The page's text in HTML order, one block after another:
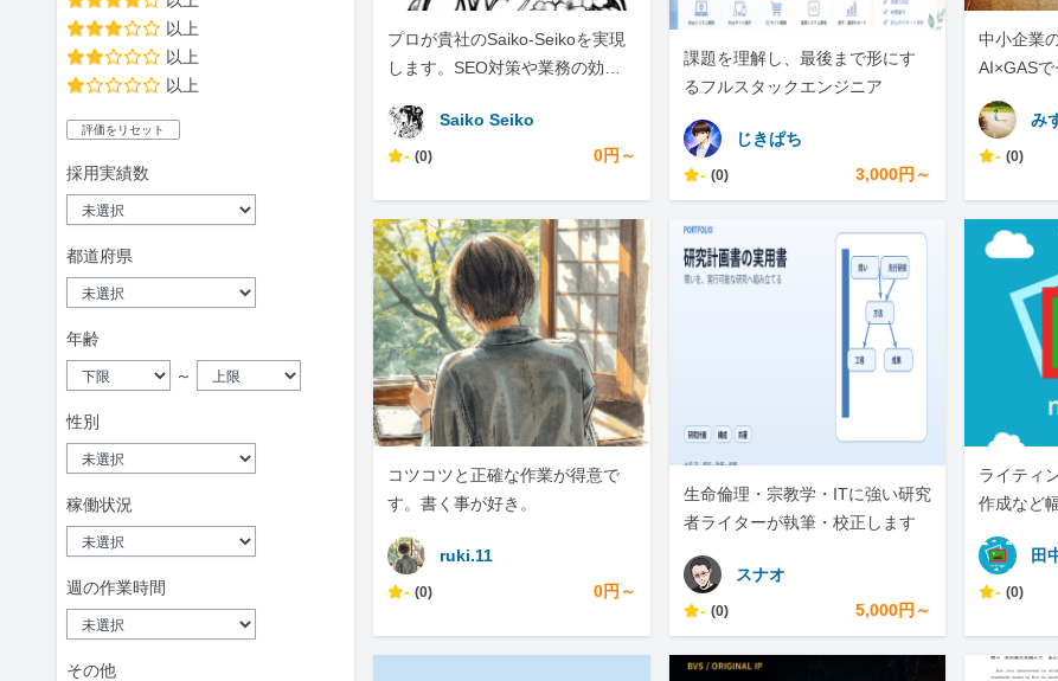
以上
以上
以上
評価をリセット
採用実績数
都道府県
年齢
～
性別
稼働状況
週の作業時間
その他
プロが貴社のSaiko-Seikoを実現
します。SEO対策や業務の効率
い。
Saiko Seiko
- (0) 0円～
課題を理解し、最後まで形にす
るフルスタックエンジニア
じきぱち
- (0) 3,000円～
中小企業
AI×GASで
み
- (0)
コツコツと正確な作業が得意で
す。書く事が好き。
ruki.11
- (0) 0円～
生命倫理・宗教学・ITに強い研究
者ライターが執筆・校正します
スナオ
- (0) 5,000円～
ライティ
作成など
田
- (0)